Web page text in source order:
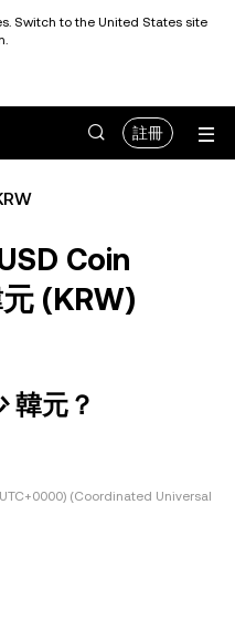
Switch to the United States site
註冊
Coin
(KRW)
韓元？
(Coordinated Universal